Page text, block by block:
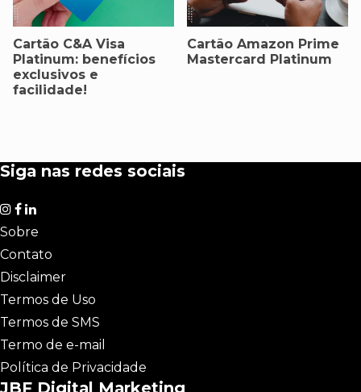
Cartão C&A Visa
Platinum: benefícios
exclusivos e
facilidade!
Cartão Amazon Prime
Mastercard Platinum
Siga nas redes sociais
Sobre
Contato
Disclaimer
Termos de Uso
Termos de SMS
Termo de e-mail
Política de Privacidade